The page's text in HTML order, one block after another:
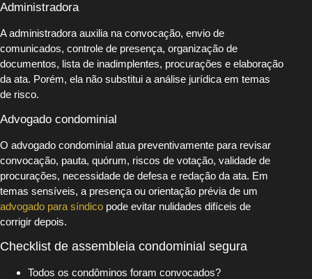
Administradora
A administradora auxilia na convocação, envio de
comunicados, controle de presença, organização de
documentos, lista de inadimplentes, procurações e elaboração
da ata. Porém, ela não substitui a análise jurídica em temas
de risco.
Advogado condominial
O advogado condominial atua preventivamente para revisar
convocação, pauta, quórum, riscos de votação, validade de
procurações, necessidade de defesa e redação da ata. Em
temas sensíveis, a presença ou orientação prévia de um
advogado para síndico pode evitar nulidades difíceis de
corrigir depois.
Checklist de assembleia condominial segura
Todos os condôminos foram convocados?